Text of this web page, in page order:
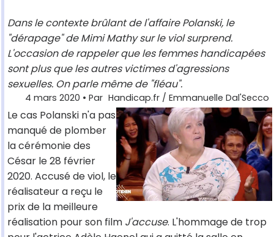
Dans le contexte brûlant de l'affaire Polanski, le
"dérapage" de Mimi Mathy sur le viol surprend.
L'occasion de rappeler que les femmes handicapées
sont plus que les autres victimes d'agressions
sexuelles. On parle même de "fléau".
4 mars 2020 • Par Handicap.fr / Emmanuelle Dal'Secco
Le cas Polanski n'a pas
manqué de plomber
la cérémonie des
César le 28 février
2020. Accusé de viol, le
réalisateur a reçu le
prix de la meilleure
réalisation pour son film J'accuse. L'hommage de trop